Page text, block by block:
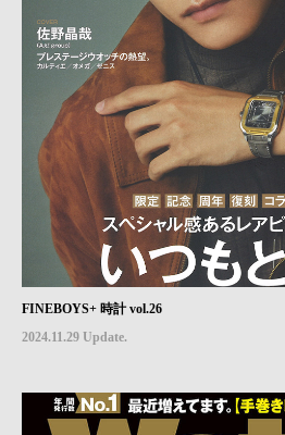
FINEBOYS+ 時計 vol.26
2024.11.29 Update.